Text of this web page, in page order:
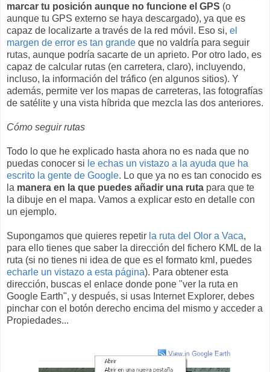
marcar tu posición aunque no funcione el GPS (o
aunque tu GPS externo se haya descargado), ya que es
capaz de localizarte a través de la red móvil. Eso si, el
margen de error es tan grande que no valdría para seguir
rutas, aunque podría sacarte de un aprieto. Por otro lado, es
capaz de calcular rutas (en carretera, claro), incluyendo,
incluso, la información del tráfico (en algunos sitios). Y
además, permite ver los mapas de carreteras, las fotografías
de satélite y una vista híbrida que mezcla las dos anteriores.
Cómo seguir rutas
Todo lo que he explicado hasta ahora no es nada que no
puedas conocer si le echas un vistazo a la ayuda que ha
escrito la gente de Google. Lo que ya no es tan conocido es
la manera en la que puedes añadir una ruta para que te
la dibuje en el mapa. Vamos a explicar esto en detalle con
un ejemplo.
Supongamos que quieres repetir la ruta del Olor a Vaca,
para ello tienes que saber la dirección del fichero KML de la
ruta (si no tienes ni idea de que es el formato kml, puedes
echarle un vistazo a esta página). Para obtener esta
dirección, buscas el enlace donde pone "ver la ruta en
Google Earth", y después, si usas Internet Explorer, debes
pinchar con el botón derecho encima del mismo y acceder a
Propiedades...